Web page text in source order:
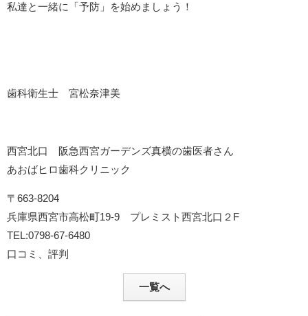
私達と一緒に「予防」を始めましょう！
歯科衛生士 宮松奈津美
西宮北口 阪急西宮ガーデンズ真横の歯医者さん
あおばヒロ歯科クリニック
〒663-8204
兵庫県西宮市高松町19-9 プレミスト西宮北口２F
TEL:0798-67-6480
口コミ、評判
一覧へ